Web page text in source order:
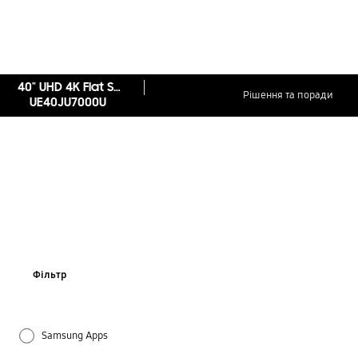
40" UHD 4K Flat Smart TV JU7000 Series 7
UE40JU7000U
Рішення та поради
Фільтр
Samsung Apps